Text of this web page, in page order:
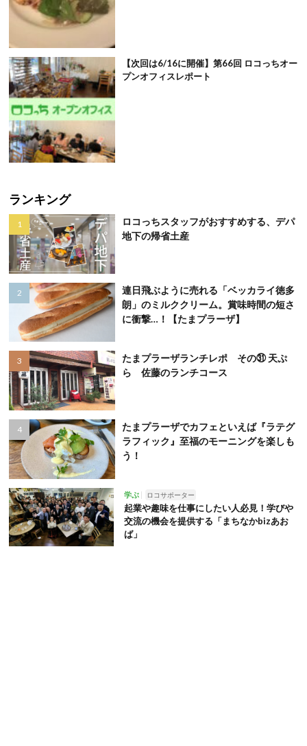
【次回は6/16に開催】第66回 ロコっちオー
プンオフィスレポート
ランキング
ロコっちスタッフがおすすめする、デパ
地下の帰省土産
連日飛ぶように売れる「ベッカライ徳多
朗」のミルククリーム。賞味時間の短さ
に衝撃…！【たまプラーザ】
たまプラーザランチレポ その㉛ 天ぷ
ら 佐藤のランチコース
たまプラーザでカフェといえば『ラテグ
ラフィック』至福のモーニングを楽しも
う！
学ぶ ロコサポーター
起業や趣味を仕事にしたい人必見！学びや
交流の機会を提供する「まちなかbizあお
ば」